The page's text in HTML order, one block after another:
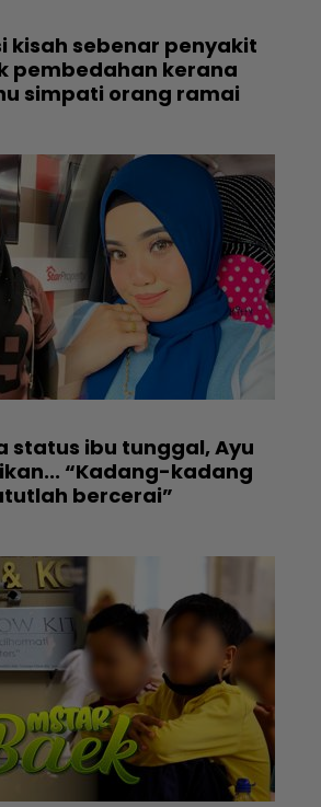
dalam Kilauan Emas
mingguan untuk artis
mStar
kisah sebenar penyakit
pembedahan kerana
simpati orang ramai
status ibu tunggal, Ayu
“Kadang-kadang
bercerai”